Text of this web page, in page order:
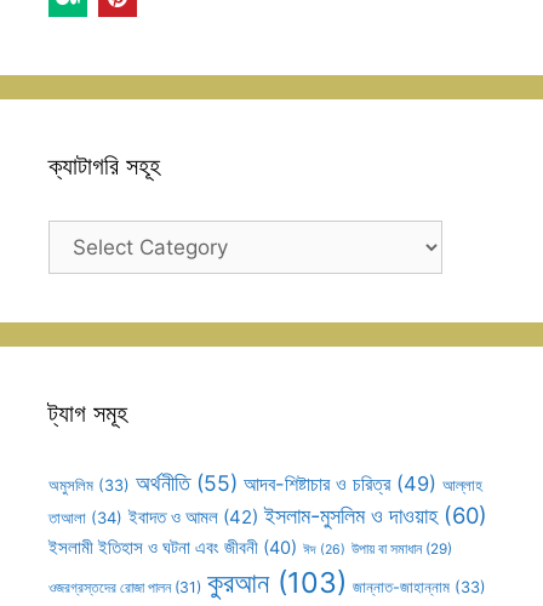
ক্যাটাগরি সহূহ
ক্যাটাগরি
ট্যাগ সমূহ
অমুসলিম (33) অর্থনীতি(55) আদব-শিষ্টাচার ও চরিত্র(49) আল্লাহ
তাআলা (34) ইবাদত ও আমল (42) ইসলাম-মুসলিম ও দাওয়াহ(60)
ইসলামী ইতিহাস ও ঘটনা এবং জীবনী (40) ঈদ (26) উপায় বা সমাধান(29)
ওজরগ্রস্তদের রোজা পালন(31) কুরআন(103) জান্নাত-জাহান্নাম (33)